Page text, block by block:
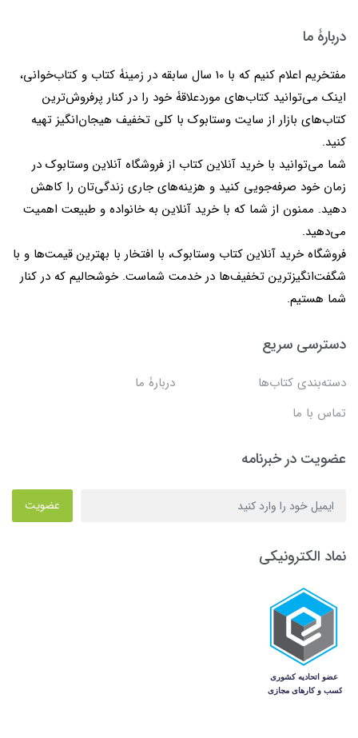
دربارۀ ما
مفتخریم اعلام کنیم که با 10 سال سابقه در زمینۀ کتاب و کتاب‌خوانی،
اینک می‌توانید کتاب‌های موردعلاقۀ خود را در کنار پرفروش‌ترین
کتاب‌های بازار از سایت وستابوک با کلی تخفیف هیجان‌انگیز تهیه
کنید.
شما می‌توانید با خرید آنلاین کتاب از فروشگاه آنلاین وستابوک در
زمان خود صرفه‌جویی کنید و هزینه‌های جاری زندگی‌تان را کاهش
دهید. ممنون از شما که با خرید آنلاین به خانواده و طبیعت اهمیت
می‌دهید.
فروشگاه خرید آنلاین کتاب وستابوک، با افتخار با بهترین قیمت‌ها و با
شگفت‌انگیزترین تخفیف‌ها در خدمت شماست. خوشحالیم که در کنار
شما هستیم.
دسترسی سریع
دسته‌بندی کتاب‌ها
دربارۀ ما
تماس با ما
عضویت در خبرنامه
عضویت
نماد الکترونیکی